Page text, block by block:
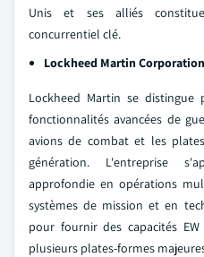
Unis et ses alliés
concurrentiel clé.
Lockheed Martin Corporation
Lockheed Martin se
fonctionnalités avancées de
avions de combat et les
génération. L'entreprise
approfondie en opérations
systèmes de mission et en
pour fournir des capacités
plusieurs plates-formes